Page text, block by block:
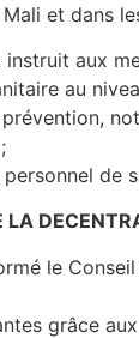
et dans
aux
au
de
LA
le
grâce